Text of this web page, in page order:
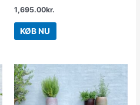
1,695.00kr.
KØB NU